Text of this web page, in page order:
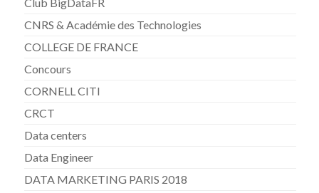
CNRS & Académie des Technologies
COLLEGE DE FRANCE
Concours
CORNELL CITI
CRCT
Data centers
Data Engineer
DATA MARKETING PARIS 2018